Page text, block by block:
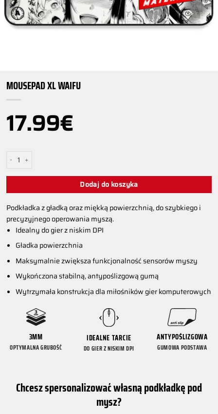
MOUSEPAD XL WAIFU
17.99€
ilość MOUSEPAD XL WAIFU
Dodaj do koszyka
Podkładka z gładką oraz miękką powierzchnią, do szybkiego i
precyzyjnego operowania myszą.
Idealny do gier z niskim DPI
Gładka powierzchnia
Maksymalnie zwiększa funkcjonalność sensorów myszy
Wykończona stabilną, antypoślizgową gumą
Wytrzymała konstrukcja dla miłośników gier komputerowych
3MM
OPTYMALNA GRUBOŚĆ
IDEALNE TARCIE
DO GIER Z NISKIM DPI
ANTYPOŚLIZGOWA
GUMOWA PODSTAWA
Chcesz spersonalizować własną podkładkę pod
mysz?